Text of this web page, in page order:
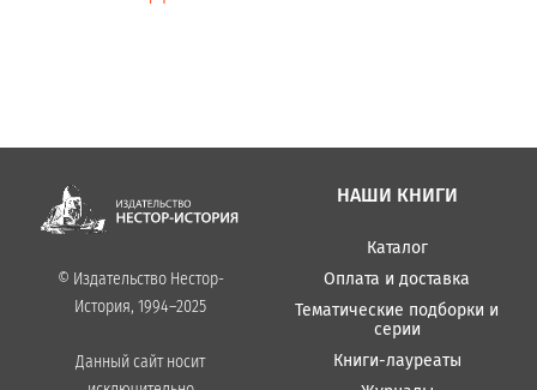
© Издательство Нестор-
История, 1994–2025
Данный сайт носит
НАШИ КНИГИ
Каталог
Оплата и доставка
Тематические подборки и
серии
Книги-лауреаты